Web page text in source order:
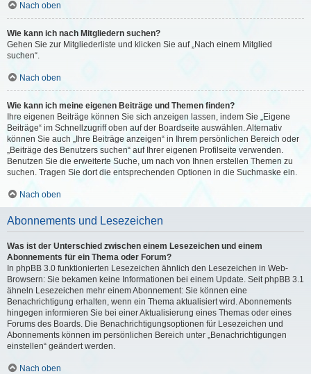
Nach oben
Wie kann ich nach Mitgliedern suchen?
Gehen Sie zur Mitgliederliste und klicken Sie auf „Nach einem Mitglied
suchen“.
Nach oben
Wie kann ich meine eigenen Beiträge und Themen finden?
Ihre eigenen Beiträge können Sie sich anzeigen lassen, indem Sie „Eigene
Beiträge“ im Schnellzugriff oben auf der Boardseite auswählen. Alternativ
können Sie auch „Ihre Beiträge anzeigen“ in Ihrem persönlichen Bereich oder
„Beiträge des Benutzers suchen“ auf Ihrer eigenen Profilseite verwenden.
Benutzen Sie die erweiterte Suche, um nach von Ihnen erstellen Themen zu
suchen. Tragen Sie dort die entsprechenden Optionen in die Suchmaske ein.
Nach oben
Abonnements und Lesezeichen
Was ist der Unterschied zwischen einem Lesezeichen und einem
Abonnements für ein Thema oder Forum?
In phpBB 3.0 funktionierten Lesezeichen ähnlich den Lesezeichen in Web-
Browsern: Sie bekamen keine Informationen bei einem Update. Seit phpBB 3.1
ähneln Lesezeichen mehr einem Abonnement: Sie können eine
Benachrichtigung erhalten, wenn ein Thema aktualisiert wird. Abonnements
hingegen informieren Sie bei einer Aktualisierung eines Themas oder eines
Forums des Boards. Die Benachrichtigungsoptionen für Lesezeichen und
Abonnements können im persönlichen Bereich unter „Benachrichtigungen
einstellen“ geändert werden.
Nach oben